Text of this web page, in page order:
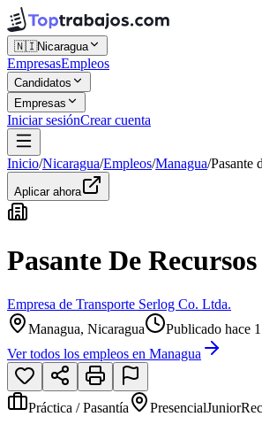
🇳🇮Nicaragua
EmpresasEmpleos
Candidatos
Empresas
Iniciar sesiónCrear cuenta
Inicio/Nicaragua/Empleos/Managua/Pasante
Aplicar ahora
Pasante De
Empresa de Transporte Serlog Co. Ltda.
Managua, Nicaragua
Publicado hace
Ver todos los empleos en Managua
Práctica / Pasantía PresencialJunior